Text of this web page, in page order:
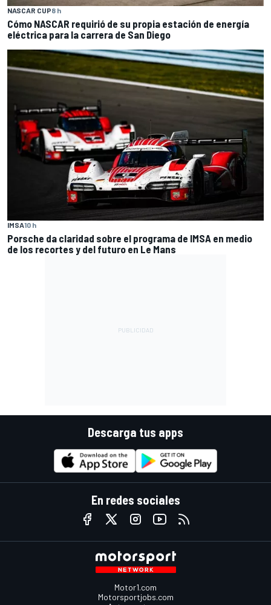
NASCAR CUP8 h
Cómo NASCAR requirió de su propia estación de energía
eléctrica para la carrera de San Diego
IMSA10 h
Porsche da claridad sobre el programa de IMSA en medio
de los recortes y del futuro en Le Mans
Descarga tus apps
En redes sociales
Motor1.com
Motorsportjobs.com